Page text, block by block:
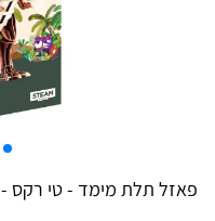
פאזל תלת מימד - טי רקס - MierEdu